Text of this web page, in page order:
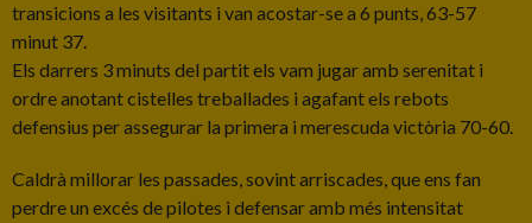
transicions a les visitants i van acostar-se a 6 punts, 63-57
minut 37.
Els darrers 3 minuts del partit els vam jugar amb serenitat i
ordre anotant cistelles treballades i agafant els rebots
defensius per assegurar la primera i merescuda victòria 70-60.
Caldrà millorar les passades, sovint arriscades, que ens fan
perdre un excés de pilotes i defensar amb més intensitat